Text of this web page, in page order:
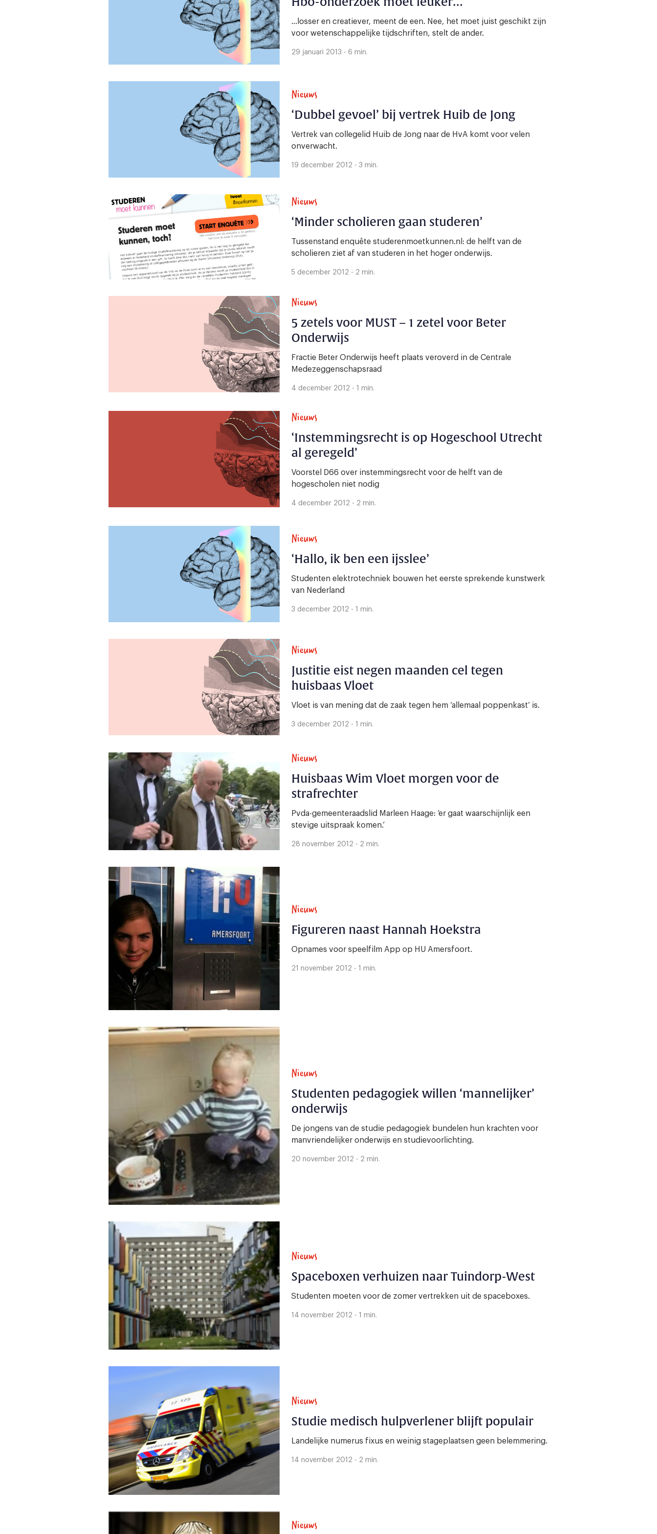
…losser en creatiever, meent de een. Nee, het moet juist geschikt zijn
voor wetenschappelijke tijdschriften, stelt de ander.
29 januari 2013 - 6 min.
Nieuws
‘Dubbel gevoel’ bij vertrek Huib de Jong
Vertrek van collegelid Huib de Jong naar de HvA komt voor velen
onverwacht.
19 december 2012 - 3 min.
Nieuws
‘Minder scholieren gaan studeren’
Tussenstand enquête studerenmoetkunnen.nl: de helft van de
scholieren ziet af van studeren in het hoger onderwijs.
5 december 2012 - 2 min.
Nieuws
5 zetels voor MUST – 1 zetel voor Beter
Onderwijs
Fractie Beter Onderwijs heeft plaats veroverd in de Centrale
Medezeggenschapsraad
4 december 2012 - 1 min.
Nieuws
‘Instemmingsrecht is op Hogeschool Utrecht
al geregeld’
Voorstel D66 over instemmingsrecht voor de helft van de
hogescholen niet nodig
4 december 2012 - 2 min.
Nieuws
‘Hallo, ik ben een ijsslee’
Studenten elektrotechniek bouwen het eerste sprekende kunstwerk
van Nederland
3 december 2012 - 1 min.
Nieuws
Justitie eist negen maanden cel tegen
huisbaas Vloet
Vloet is van mening dat de zaak tegen hem ‘allemaal poppenkast’ is.
3 december 2012 - 1 min.
Nieuws
Huisbaas Wim Vloet morgen voor de
strafrechter
Pvda-gemeenteraadslid Marleen Haage: ‘er gaat waarschijnlijk een
stevige uitspraak komen.’
28 november 2012 - 2 min.
Nieuws
Figureren naast Hannah Hoekstra
Opnames voor speelfilm App op HU Amersfoort.
21 november 2012 - 1 min.
Nieuws
Studenten pedagogiek willen ‘mannelijker’
onderwijs
De jongens van de studie pedagogiek bundelen hun krachten voor
manvriendelijker onderwijs en studievoorlichting.
20 november 2012 - 2 min.
Nieuws
Spaceboxen verhuizen naar Tuindorp-West
Studenten moeten voor de zomer vertrekken uit de spaceboxes.
14 november 2012 - 1 min.
Nieuws
Studie medisch hulpverlener blijft populair
Landelijke numerus fixus en weinig stageplaatsen geen belemmering.
14 november 2012 - 2 min.
Nieuws